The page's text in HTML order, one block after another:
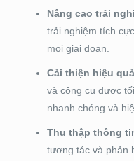
Nâng cao trải
trải nghiệm tích
mọi giai đoạn.
Cải thiện hiệu
và công cụ được
nhanh chóng và
Thu thập thông
tương tác và phản